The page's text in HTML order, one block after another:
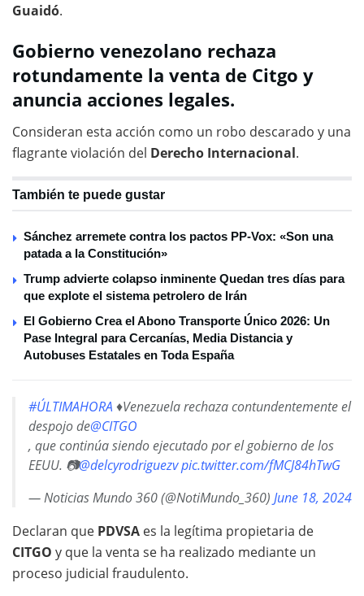
Guaidó.
Gobierno venezolano rechaza
rotundamente la venta de Citgo y
anuncia acciones legales.
Consideran esta acción como un robo descarado y una
flagrante violación del Derecho Internacional.
También te puede gustar
Sánchez arremete contra los pactos PP-Vox: «Son una
patada a la Constitución»
Trump advierte colapso inminente Quedan tres días para
que explote el sistema petrolero de Irán
El Gobierno Crea el Abono Transporte Único 2026: Un
Pase Integral para Cercanías, Media Distancia y
Autobuses Estatales en Toda España
#ÚLTIMAHORA ♦️Venezuela rechaza contundentemente el
despojo de@CITGO
, que continúa siendo ejecutado por el gobierno de los
EEUU. 📷@delcyrodriguezvpic.twitter.com/fMCJ84hTwG
— Noticias Mundo 360 (@NotiMundo_360) June 18, 2024
Declaran que PDVSA es la legítima propietaria de
CITGO y que la venta se ha realizado mediante un
proceso judicial fraudulento.